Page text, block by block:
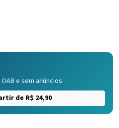
e sem anúncios.
de R$ 24,90